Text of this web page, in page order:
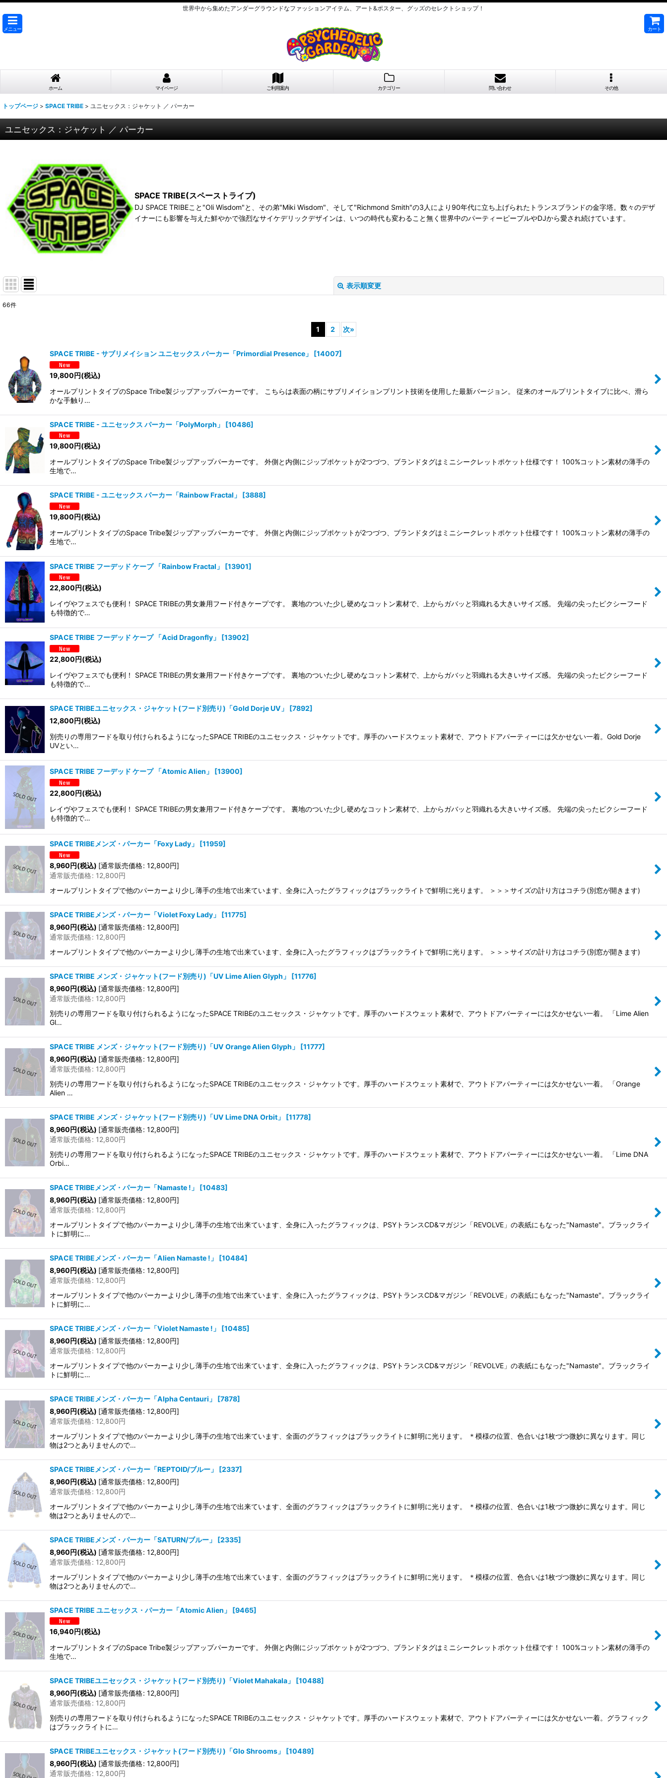
世界中から集めたアンダーグラウンドなファッションアイテム、アート&ポスター、グッズのセレクトショップ！
メニュー カート
ホーム マイページ ご利用案内 カテゴリー 問い合わせ その他
トップページ > SPACE TRIBE > ユニセックス：ジャケット ／ パーカー
ユニセックス：ジャケット ／ パーカー
SPACE TRIBE(スペーストライブ)
DJ SPACE TRIBEこと"Oli Wisdom"と、その弟"Miki Wisdom"、そして"Richmond Smith"の3人により90年代に立ち上げられたトランスブランドの金字塔。数々のデザ
イナーにも影響を与えた鮮やかで強烈なサイケデリックデザインは、いつの時代も変わること無く世界中のパーティーピープルやDJから愛され続けています。
表示順変更
並び順
66件
1 2 次»
SPACE TRIBE - サブリメイション ユニセックス パーカー「Primordial Presence」 [14007]
19,800円(税込)
オールプリントタイプのSpace Tribe製ジップアップパーカーです。 こちらは表面の柄にサブリメイションプリント技術を使用した最新バージョン。 従来のオールプリントタイプに比べ、滑ら
かな手触り…
SPACE TRIBE - ユニセックス パーカー「PolyMorph」 [10486]
19,800円(税込)
オールプリントタイプのSpace Tribe製ジップアップパーカーです。 外側と内側にジップポケットが2つづつ、ブランドタグはミニシークレットポケット仕様です！ 100%コットン素材の薄手の
生地で…
SPACE TRIBE - ユニセックス パーカー「Rainbow Fractal」 [3888]
19,800円(税込)
オールプリントタイプのSpace Tribe製ジップアップパーカーです。 外側と内側にジップポケットが2つづつ、ブランドタグはミニシークレットポケット仕様です！ 100%コットン素材の薄手の
生地で…
SPACE TRIBE フーデッド ケープ 「Rainbow Fractal」 [13901]
22,800円(税込)
レイヴやフェスでも便利！ SPACE TRIBEの男女兼用フード付きケープです。 裏地のついた少し硬めなコットン素材で、上からガバッと羽織れる大きいサイズ感。 先端の尖ったピクシーフード
も特徴的で…
SPACE TRIBE フーデッド ケープ 「Acid Dragonfly」 [13902]
22,800円(税込)
レイヴやフェスでも便利！ SPACE TRIBEの男女兼用フード付きケープです。 裏地のついた少し硬めなコットン素材で、上からガバッと羽織れる大きいサイズ感。 先端の尖ったピクシーフード
も特徴的で…
SPACE TRIBEユニセックス・ジャケット(フード別売り)「Gold Dorje UV」 [7892]
12,800円(税込)
別売りの専用フードを取り付けられるようになったSPACE TRIBEのユニセックス・ジャケットです。厚手のハードスウェット素材で、アウトドアパーティーには欠かせない一着。Gold Dorje
UVとい…
SPACE TRIBE フーデッド ケープ 「Atomic Alien」 [13900]
22,800円(税込)
レイヴやフェスでも便利！ SPACE TRIBEの男女兼用フード付きケープです。 裏地のついた少し硬めなコットン素材で、上からガバッと羽織れる大きいサイズ感。 先端の尖ったピクシーフード
も特徴的で…
SPACE TRIBEメンズ・パーカー「Foxy Lady」 [11959]
8,960円(税込) [通常販売価格: 12,800円]
通常販売価格: 12,800円
オールプリントタイプで他のパーカーより少し薄手の生地で出来ています、全身に入ったグラフィックはブラックライトで鮮明に光ります。 ＞＞＞サイズの計り方はコチラ(別窓が開きます)
SPACE TRIBEメンズ・パーカー「Violet Foxy Lady」 [11775]
8,960円(税込) [通常販売価格: 12,800円]
通常販売価格: 12,800円
オールプリントタイプで他のパーカーより少し薄手の生地で出来ています、全身に入ったグラフィックはブラックライトで鮮明に光ります。 ＞＞＞サイズの計り方はコチラ(別窓が開きます)
SPACE TRIBE メンズ・ジャケット(フード別売り)「UV Lime Alien Glyph」 [11776]
8,960円(税込) [通常販売価格: 12,800円]
通常販売価格: 12,800円
別売りの専用フードを取り付けられるようになったSPACE TRIBEのユニセックス・ジャケットです。厚手のハードスウェット素材で、アウトドアパーティーには欠かせない一着。 「Lime Alien
Gl…
SPACE TRIBE メンズ・ジャケット(フード別売り)「UV Orange Alien Glyph」 [11777]
8,960円(税込) [通常販売価格: 12,800円]
通常販売価格: 12,800円
別売りの専用フードを取り付けられるようになったSPACE TRIBEのユニセックス・ジャケットです。厚手のハードスウェット素材で、アウトドアパーティーには欠かせない一着。 「Orange
Alien …
SPACE TRIBE メンズ・ジャケット(フード別売り)「UV Lime DNA Orbit」 [11778]
8,960円(税込) [通常販売価格: 12,800円]
通常販売価格: 12,800円
別売りの専用フードを取り付けられるようになったSPACE TRIBEのユニセックス・ジャケットです。厚手のハードスウェット素材で、アウトドアパーティーには欠かせない一着。 「Lime DNA
Orbi…
SPACE TRIBEメンズ・パーカー「Namaste !」 [10483]
8,960円(税込) [通常販売価格: 12,800円]
通常販売価格: 12,800円
オールプリントタイプで他のパーカーより少し薄手の生地で出来ています、全身に入ったグラフィックは、PSYトランスCD&マガジン「REVOLVE」の表紙にもなった"Namaste"。ブラックライ
トに鮮明に…
SPACE TRIBEメンズ・パーカー「Alien Namaste !」 [10484]
8,960円(税込) [通常販売価格: 12,800円]
通常販売価格: 12,800円
オールプリントタイプで他のパーカーより少し薄手の生地で出来ています、全身に入ったグラフィックは、PSYトランスCD&マガジン「REVOLVE」の表紙にもなった"Namaste"。ブラックライ
トに鮮明に…
SPACE TRIBEメンズ・パーカー「Violet Namaste !」 [10485]
8,960円(税込) [通常販売価格: 12,800円]
通常販売価格: 12,800円
オールプリントタイプで他のパーカーより少し薄手の生地で出来ています、全身に入ったグラフィックは、PSYトランスCD&マガジン「REVOLVE」の表紙にもなった"Namaste"。ブラックライ
トに鮮明に…
SPACE TRIBEメンズ・パーカー「Alpha Centauri」 [7878]
8,960円(税込) [通常販売価格: 12,800円]
通常販売価格: 12,800円
オールプリントタイプで他のパーカーより少し薄手の生地で出来ています、全面のグラフィックはブラックライトに鮮明に光ります。 ＊模様の位置、色合いは1枚づつ微妙に異なります。同じ
物は2つとありませんので…
SPACE TRIBEメンズ・パーカー「REPTOID/ブルー」 [2337]
8,960円(税込) [通常販売価格: 12,800円]
通常販売価格: 12,800円
オールプリントタイプで他のパーカーより少し薄手の生地で出来ています、全面のグラフィックはブラックライトに鮮明に光ります。 ＊模様の位置、色合いは1枚づつ微妙に異なります。同じ
物は2つとありませんので…
SPACE TRIBEメンズ・パーカー「SATURN/ブルー」 [2335]
8,960円(税込) [通常販売価格: 12,800円]
通常販売価格: 12,800円
オールプリントタイプで他のパーカーより少し薄手の生地で出来ています、全面のグラフィックはブラックライトに鮮明に光ります。 ＊模様の位置、色合いは1枚づつ微妙に異なります。同じ
物は2つとありませんので…
SPACE TRIBE ユニセックス・パーカー「Atomic Alien」 [9465]
16,940円(税込)
オールプリントタイプのSpace Tribe製ジップアップパーカーです。 外側と内側にジップポケットが2つづつ、ブランドタグはミニシークレットポケット仕様です！ 100%コットン素材の薄手の
生地で…
SPACE TRIBEユニセックス・ジャケット(フード別売り)「Violet Mahakala」 [10488]
8,960円(税込) [通常販売価格: 12,800円]
通常販売価格: 12,800円
別売りの専用フードを取り付けられるようになったSPACE TRIBEのユニセックス・ジャケットです。厚手のハードスウェット素材で、アウトドアパーティーには欠かせない一着。グラフィック
はブラックライトに…
SPACE TRIBEユニセックス・ジャケット(フード別売り)「Glo Shrooms」 [10489]
8,960円(税込) [通常販売価格: 12,800円]
通常販売価格: 12,800円